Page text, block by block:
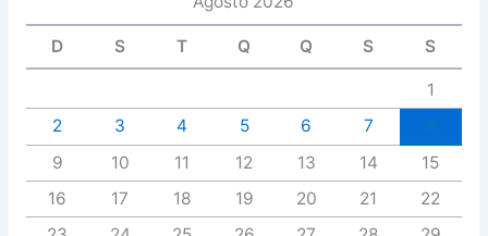
D S T Q Q S S
1
2
3 4 5 6 7
9
10 11 12 13 14
15
16
17 18 19 20 21
22